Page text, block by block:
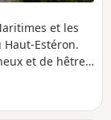
et les
Estéron.
et de hêtres.
Saint-